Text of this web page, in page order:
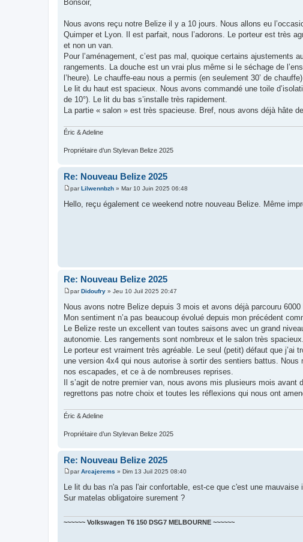
s
g
e
Bonsoir,
Nous avons reçu notre Belize il y a 10 jours. Nous allons eu
Quimper et Lyon. Il est parfait, nous l’adorons. Le porteur est très
et non un van.
Pour l’aménagement, c’est pas mal, quoique certains ajustements
rangements. La douche est un vrai plus même si le séchage de
l’heure). Le chauffe-eau nous a permis (en seulement 30’ de
Le lit du haut est spacieux. Nous avons commandé une toile
de 10°). Le lit du bas s’installe très rapidement.
La partie « salon » est très spacieuse. Bref, nous avons déjà hâte
Éric & Adeline
Propriétaire d’un Stylevan Belize 2025
Re: Nouveau Belize 2025
M
e
s
parLilwennbzh » Mar 10 Juin 2025 06:48
Hello, reçu également ce weekend notre nouveau Belize. Même
Re: Nouveau Belize 2025
M
s
s
g
e
parDidoufry » Jeu 10 Juil 2025 20:47
Nous avons notre Belize depuis 3 mois et avons déjà parcouru 6000
Mon sentiment n’a pas beaucoup évolué depuis mon précédent
Le Belize reste un excellent van toutes saisons avec un grand
autonomie. Les rangements sont nombreux et le salon très spacieux.
Le porteur est vraiment très agréable. Le seul (petit) défaut que
une version 4x4 qui nous autorise à sortir des sentiers battus.
nos escapades, et ce à de nombreuses reprises.
Il s’agit de notre premier van, nous avons mis plusieurs mois
regrettons pas notre choix et toutes les réflexions qui nous ont
Éric & Adeline
Propriétaire d’un Stylevan Belize 2025
Re: Nouveau Belize 2025
M
s
s
parArcajerems » Dim 13 Juil 2025 08:40
Le lit du bas n'a pas l'air confortable, est-ce que c'est une mauvaise
Sur matelas obligatoire surement ?
~~~~~~ Volkswagen T6 150 DSG7 MELBOURNE ~~~~~~